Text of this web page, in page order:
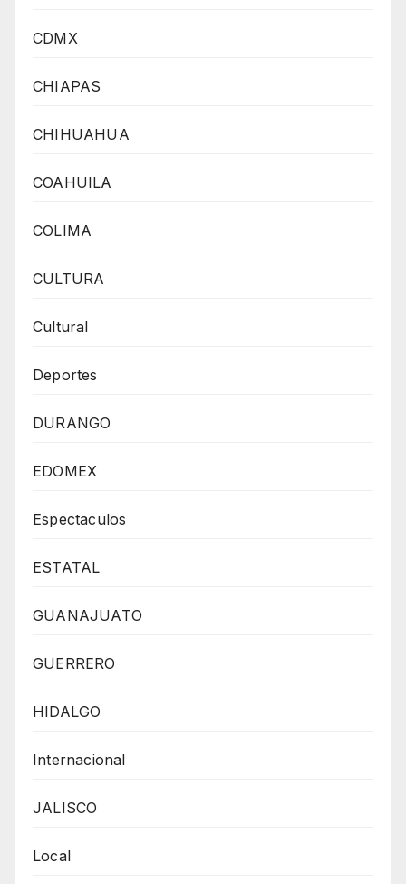
CDMX
CHIAPAS
CHIHUAHUA
COAHUILA
COLIMA
CULTURA
Cultural
Deportes
DURANGO
EDOMEX
Espectaculos
ESTATAL
GUANAJUATO
GUERRERO
HIDALGO
Internacional
JALISCO
Local